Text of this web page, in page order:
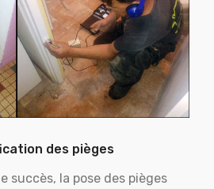
des pièges
succès, la pose des pièges